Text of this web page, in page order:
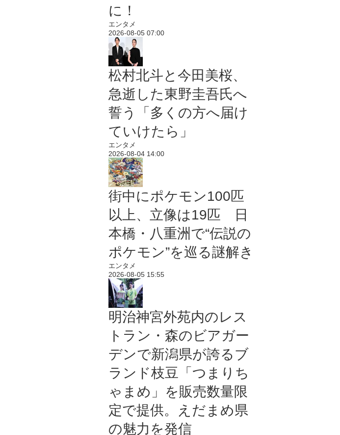
に！
エンタメ
2026-08-05 07:00
松村北斗と今田美桜、
急逝した東野圭吾氏へ
誓う「多くの方へ届け
ていけたら」
エンタメ
2026-08-04 14:00
街中にポケモン100匹
以上、立像は19匹 日
本橋・八重洲で“伝説の
ポケモン”を巡る謎解き
エンタメ
2026-08-05 15:55
明治神宮外苑内のレス
トラン・森のビアガー
デンで新潟県が誇るブ
ランド枝豆「つまりち
ゃまめ」を販売数量限
定で提供。えだまめ県
の魅力を発信